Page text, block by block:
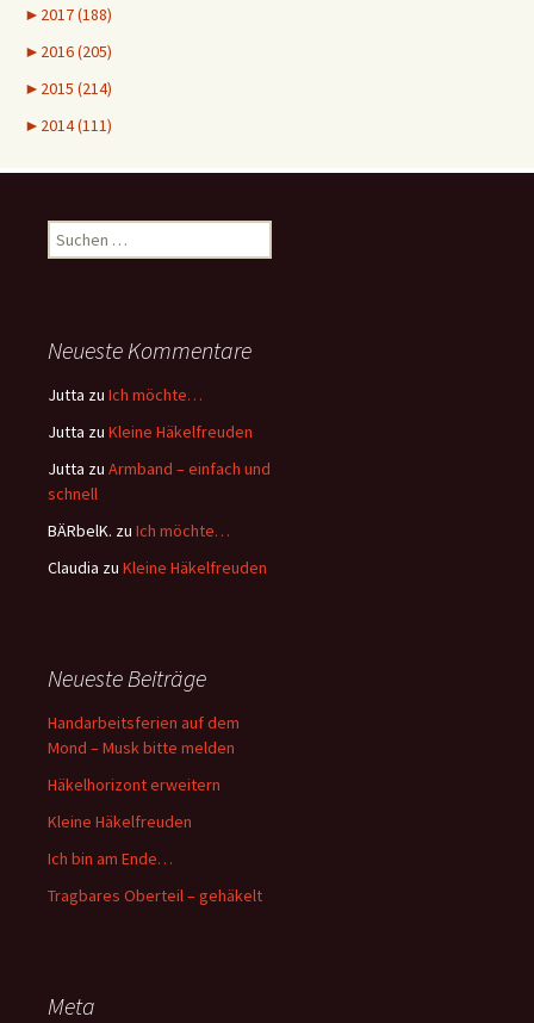
► 2017 (188)
► 2016 (205)
► 2015 (214)
► 2014 (111)
Suchen
nach:
Neueste Kommentare
Jutta zu Ich möchte…
Jutta zu Kleine Häkelfreuden
Jutta zu Armband – einfach und
schnell
BÄRbelK. zu Ich möchte…
Claudia zu Kleine Häkelfreuden
Neueste Beiträge
Handarbeitsferien auf dem
Mond – Musk bitte melden
Häkelhorizont erweitern
Kleine Häkelfreuden
Ich bin am Ende…
Tragbares Oberteil – gehäkelt
Meta